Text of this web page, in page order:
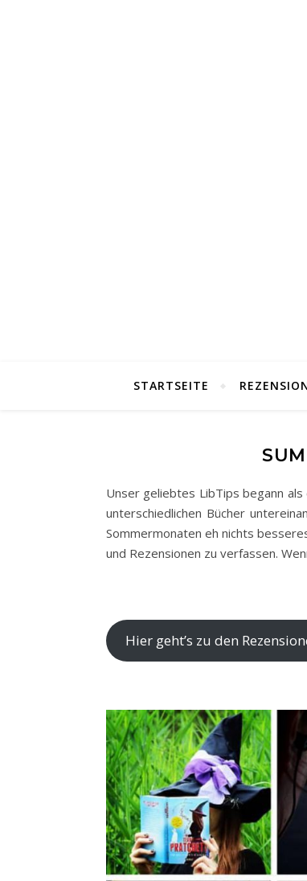
STARTSEITE
Unser geliebtes LibTips begann
unterschiedlichen Bücher
Sommermonaten eh nichts
und Rezensionen zu verfassen.
Hier geht’s zu den